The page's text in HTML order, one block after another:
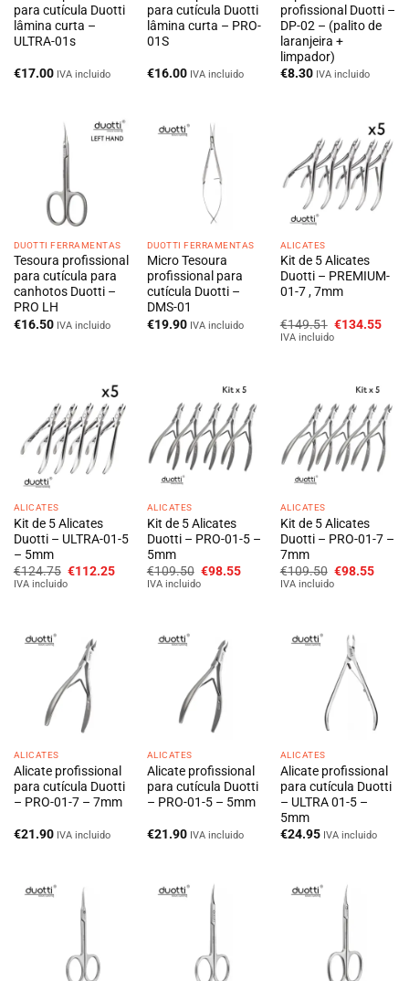
para cutícula Duotti
lâmina curta –
ULTRA-01s
€17.00 IVA incluido
para cutícula Duotti
lâmina curta – PRO-
01S
€16.00 IVA incluido
profissional Duotti –
DP-02 – (palito de
laranjeira +
limpador)
€8.30 IVA incluido
DUOTTI FERRAMENTAS
Tesoura profissional
para cutícula para
canhotos Duotti –
PRO LH
€16.50 IVA incluido
DUOTTI FERRAMENTAS
Micro Tesoura
profissional para
cutícula Duotti –
DMS-01
€19.90 IVA incluido
ALICATES
Kit de 5 Alicates
Duotti – PREMIUM-
01-7 , 7mm
€149.51 O
preço
€134.55O
IVA incluido
ALICATES
Kit de 5 Alicates
Duotti – ULTRA-01-5
– 5mm
€124.75 O
preço
€112.25O
IVA incluido
ALICATES
Kit de 5 Alicates
Duotti – PRO-01-5 –
5mm
€109.50 O
preço
€98.55O
IVA incluido
ALICATES
Kit de 5 Alicates
Duotti – PRO-01-7 –
7mm
€109.50 O
preço
€98.55O
IVA incluido
ALICATES
Alicate profissional
para cutícula Duotti
– PRO-01-7 – 7mm
€21.90 IVA incluido
ALICATES
Alicate profissional
para cutícula Duotti
– PRO-01-5 – 5mm
€21.90 IVA incluido
ALICATES
Alicate profissional
para cutícula Duotti
– ULTRA 01-5 –
5mm
€24.95 IVA incluido